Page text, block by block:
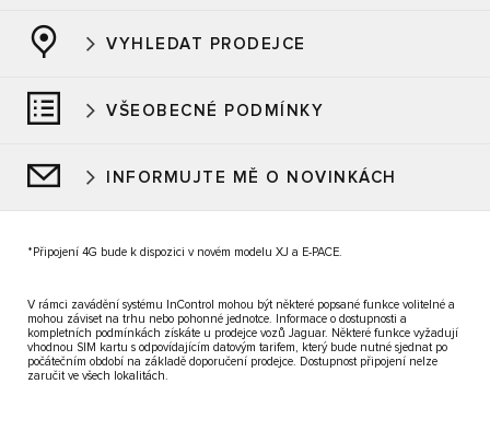
VYHLEDAT PRODEJCE
VŠEOBECNÉ PODMÍNKY
INFORMUJTE MĚ O NOVINKÁCH
*Připojení 4G bude k dispozici v novém modelu XJ a E-PACE.
V rámci zavádění systému InControl mohou být některé popsané funkce volitelné a
mohou záviset na trhu nebo pohonné jednotce. Informace o dostupnosti a
kompletních podmínkách získáte u prodejce vozů Jaguar. Některé funkce vyžadují
vhodnou SIM kartu s odpovídajícím datovým tarifem, který bude nutné sjednat po
počátečním období na základě doporučení prodejce. Dostupnost připojení nelze
zaručit ve všech lokalitách.